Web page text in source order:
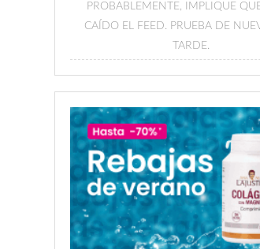
PROBABLEMENTE, IMPLIQUE
CAÍDO EL FEED. PRUEBA DE
TARDE.